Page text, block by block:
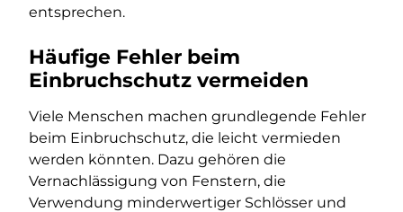
entsprechen.
Häufige Fehler beim
Einbruchschutz vermeiden
Viele Menschen machen grundlegende Fehler
beim Einbruchschutz, die leicht vermieden
werden könnten. Dazu gehören die
Vernachlässigung von Fenstern, die
Verwendung minderwertiger Schlösser und